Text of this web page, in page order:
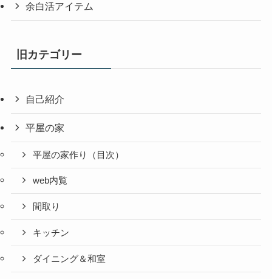
余白活アイテム
旧カテゴリー
自己紹介
平屋の家
平屋の家作り（目次）
web内覧
間取り
キッチン
ダイニング＆和室